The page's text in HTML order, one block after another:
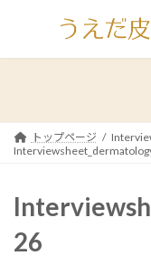
ン
ー
トップページ
26